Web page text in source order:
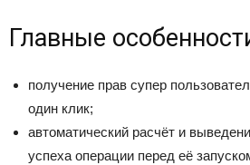
Главные
получение прав супер
один клик;
автоматический расчёт и
успеха операции перед её